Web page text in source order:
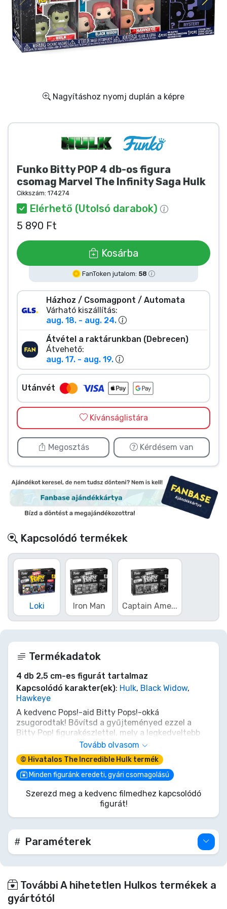
Nagyításhoz nyomj duplán a képre
Funko Bitty POP 4 db-os figura
csomag Marvel The Infinity Saga Hulk
Cikkszám: 174274
Elérhető (Utolsó darabok)
5 890 Ft
Kosárba
FanToken jutalom: 58
Házhoz / Csomagpont / Automata
Várható kiszállítás:
aug. 18. - aug. 24.
Átvétel a raktárunkban (Debrecen)
Átvehető:
aug. 17. - aug. 19.
Utánvét
Kívánságlistára
Megosztás Kérdésem van
Kapcsolódó termékek
Loki Iron Man Captain Ame...
Termékadatok
4 db 2,5 cm-es figurát tartalmaz
Kapcsolódó karakter(ek): Hulk, Black Widow,
Hawkeye
A kedvenc Pops!-aid Bitty Pops!-okká
zsugorodtak! Bővítsd a gyűjteményed ezzel a
Bitty Pop! figurakészlettel, mely a legkedveltebb
rajzfilmfiguráidat tartalmazza! Minden 4 darabos
csomag tartalmaz egy ritka vagy hiperritka
titokzatos Bitty Pop!-ot a sorozat teljessé
tételéhez. A Bitty Pops!-ok kemény akril tokokba
vannak csomagolva, levehető alsó fedéllel. A
levehető alsó fedelek akril talpként is
funkcionálnak, melyekhez a Bitty Pop! figurák
Tovább olvasom
© Hivatalos The Incredible Hulk termék
Minden figuránk eredeti, gyári csomagolású
Szerezd meg a kedvenc filmedhez kapcsolódó
figurát!
Paraméterek
További A hihetetlen Hulkos termékek a
gyártótól
Ajándékkártya
Szállítás és fizetés
Animés cuccok
Gamer cuccok
Sportos cuccok
Zenés cuccok
Terméktípusok
Márkák